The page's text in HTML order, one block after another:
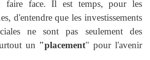
faire face. Il est temps, pour les
d'entendre que les investissements
ne sont pas seulement des
un "placement" pour l'avenir